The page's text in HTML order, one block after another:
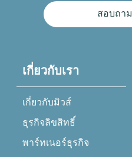
สอบถา
เกี่ยวกับเรา
เกี่ยวกับมิวส์
ธุรกิจลิขสิทธิ์
พาร์ทเนอร์ธุรกิจ